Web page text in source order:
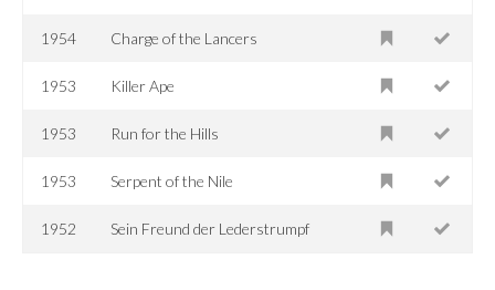
1954 Charge of the Lancers
1953 Killer Ape
1953 Run for the Hills
1953 Serpent of the Nile
1952 Sein Freund der Lederstrumpf